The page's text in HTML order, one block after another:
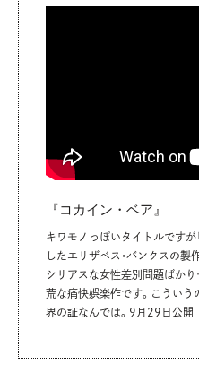
『コカイン・ベア』
キワモノっぽいタイトルですが
したエリザベス・バンクスの製
シリアスな女性差別問題ばか
荒な痛快娯楽作です。こうい
界の証なんでは。9月29日公開